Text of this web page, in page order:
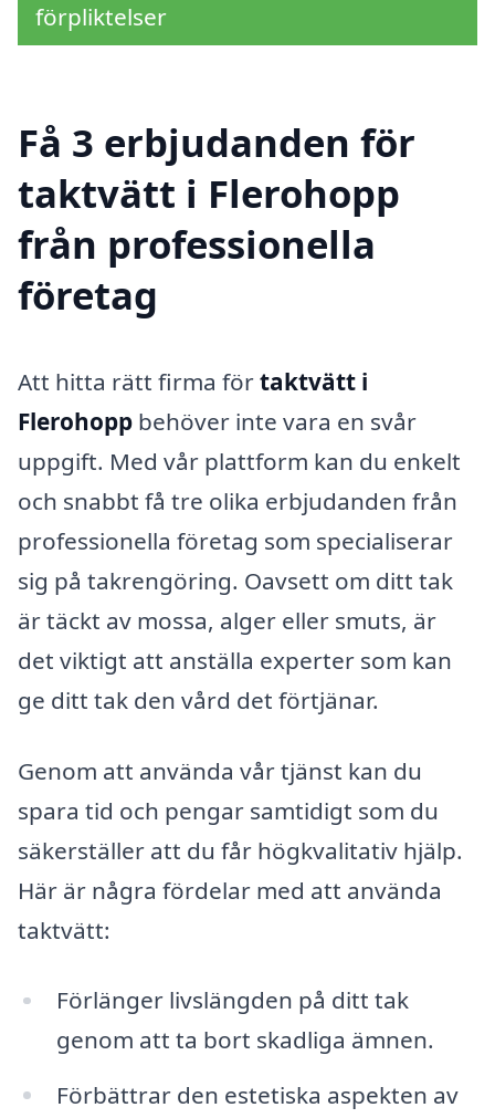
förpliktelser
Få 3 erbjudanden för
taktvätt i Flerohopp
från professionella
företag
Att hitta rätt firma förtaktvätt i
Flerohopp behöver inte vara en svår
uppgift. Med vår plattform kan du enkelt
och snabbt få tre olika erbjudanden från
professionella företag som specialiserar
sig på takrengöring. Oavsett om ditt tak
är täckt av mossa, alger eller smuts, är
det viktigt att anställa experter som kan
ge ditt tak den vård det förtjänar.
Genom att använda vår tjänst kan du
spara tid och pengar samtidigt som du
säkerställer att du får högkvalitativ hjälp.
Här är några fördelar med att använda
taktvätt:
Förlänger livslängden på ditt tak
genom att ta bort skadliga ämnen.
Förbättrar den estetiska aspekten av